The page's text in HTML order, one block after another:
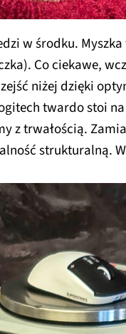
w środku.
Co ciekawe,
zejść niżej dzięki
twardo stoi
z trwałością.
strukturalną.